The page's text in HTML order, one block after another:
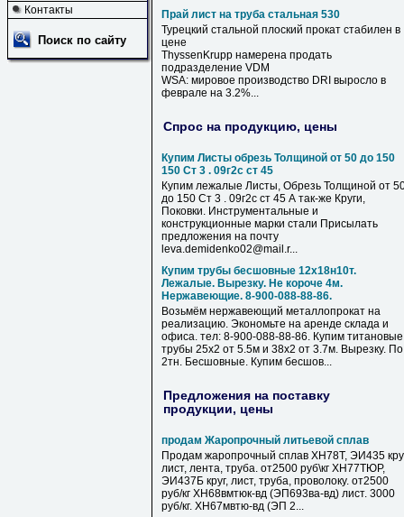
Контакты
Поиск по сайту
Прай лист на труба стальная 530
Турецкий стальной плоский прокат стабилен в
цене
ThyssenKrupp намерена продать
подразделение VDM
WSA: мировое производство DRI выросло в
феврале на 3.2%...
Спрос на продукцию, цены
Купим Листы обрезь Толщиной от 50 до 150
150 Ст 3 . 09г2с ст 45
Купим лежалые Листы, Обрезь Толщиной от
до 150 Ст 3 . 09г2с ст 45 А так-же Круги,
Поковки. Инструментальные и
конструкционные марки стали Присылать
предложения на почту
leva.demidenko02@mail.r...
Купим трубы бесшовные 12х18н10т.
Лежалые. Вырезку. Не короче 4м.
Нержавеющие. 8-900-088-88-86.
Возьмём нержавеющий металлопрокат на
реализацию. Экономьте на аренде склада и
офиса. тел: 8-900-088-88-86. Купим титановые
трубы 25х2 от 5.5м и 38х2 от 3.7м. Вырезку. По
2тн. Бесшовные. Купим бесшов...
Предложения на поставку
продукции, цены
продам Жаропрочный литьевой сплав
Продам жаропрочный сплав ХН78Т, ЭИ435
лист, лента, труба. от2500 руб\кг ХН77ТЮР,
ЭИ437Б круг, лист, труба, проволоку. от2500
руб/кг ХН68вмтюк-вд (ЭП693ва-вд) лист. 3000
руб/кг. ХН67мвтю-вд (ЭП 2...